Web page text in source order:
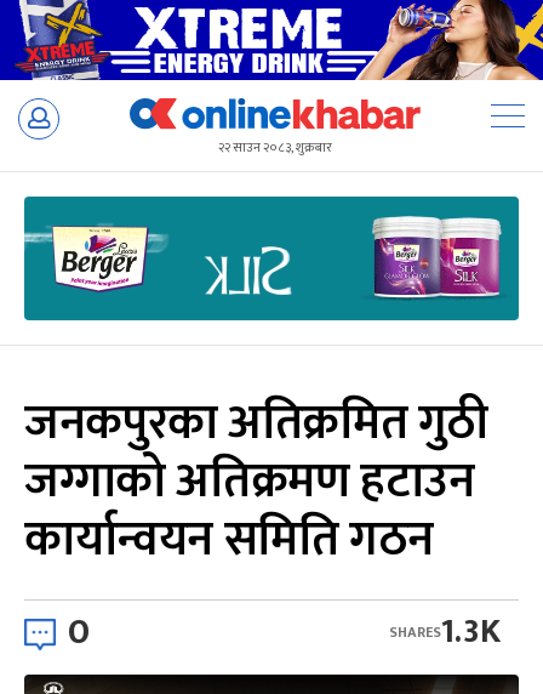
Skip
२२ साउन २०८३, शुक्रबार
जनकपुरका अतिक्रमित गुठी
जग्गाको अतिक्रमण हटाउन
कार्यान्वयन समिति गठन
0 1.3K
SHARES